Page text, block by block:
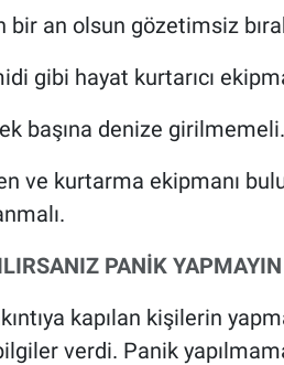
an olsun gözetimsiz
gibi hayat kurtarıcı
başına denize girilmemeli.
ve kurtarma ekipmanı
PANİK YAPMAYIN
kapılan kişilerin
verdi. Panik